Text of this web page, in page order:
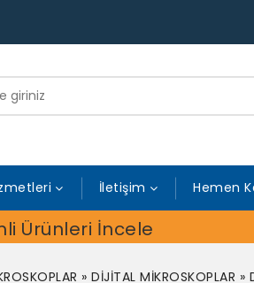
İletişim Hemen
Ürünleri İncele
» DİJİTAL MİKROSKOPLAR »